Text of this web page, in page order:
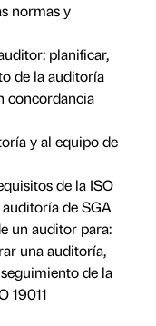
normas y
planificar,
de la auditoría
concordancia
y al equipo de
de la ISO
de SGA
un auditor para:
una auditoría,
de la
19011